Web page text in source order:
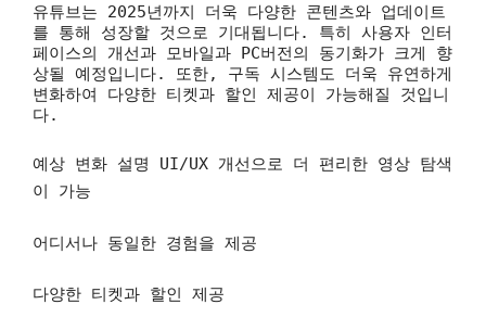
유튜브는 2025년까지 더욱 다양한 콘텐츠와 업데이트
를 통해 성장할 것으로 기대됩니다. 특히 사용자 인터
페이스의 개선과 모바일과 PC버전의 동기화가 크게 향
상될 예정입니다. 또한, 구독 시스템도 더욱 유연하게
변화하여 다양한 티켓과 할인 제공이 가능해질 것입니
다.
예상 변화 설명 UI/UX 개선으로 더 편리한 영상 탐색
이 가능
어디서나 동일한 경험을 제공
다양한 티켓과 할인 제공